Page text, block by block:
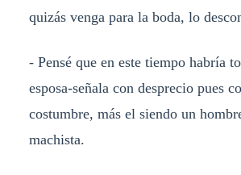
quizás venga para la boda, lo
- Pensé que en este tiempo habría
esposa-señala con desprecio pues
costumbre, más el siendo un
machista.